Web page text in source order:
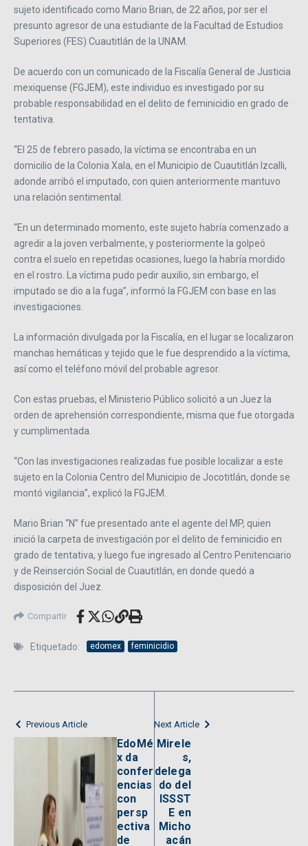
sujeto identificado como Mario Brian, de 22 años, por ser el
presunto agresor de una estudiante de la Facultad de Estudios
Superiores (FES) Cuautitlán de la UNAM.
De acuerdo con un comunicado de la Fiscalía General de Justicia
mexiquense (FGJEM), este individuo es investigado por su
probable responsabilidad en el delito de feminicidio en grado de
tentativa.
“El 25 de febrero pasado, la víctima se encontraba en un
domicilio de la Colonia Xala, en el Municipio de Cuautitlán Izcalli,
adonde arribó el imputado, con quien anteriormente mantuvo
una relación sentimental.
“En un determinado momento, este sujeto habría comenzado a
agredir a la joven verbalmente, y posteriormente la golpeó
contra el suelo en repetidas ocasiones, luego la habría mordido
en el rostro. La víctima pudo pedir auxilio, sin embargo, el
imputado se dio a la fuga”, informó la FGJEM con base en las
investigaciones.
La información divulgada por la Fiscalía, en el lugar se localizaron
manchas hemáticas y tejido que le fue desprendido a la víctima,
así como el teléfono móvil del probable agresor.
Con estas pruebas, el Ministerio Público solicitó a un Juez la
orden de aprehensión correspondiente, misma que fue otorgada
y cumplimentada.
“Con las investigaciones realizadas fue posible localizar a este
sujeto en la Colonia Centro del Municipio de Jocotitlán, donde se
montó vigilancia”, explicó la FGJEM.
Mario Brian “N” fue presentado ante el agente del MP, quien
inició la carpeta de investigación por el delito de feminicidio en
grado de tentativa, y luego fue ingresado al Centro Penitenciario
y de Reinserción Social de Cuautitlán, en donde quedó a
disposición del Juez.
Compartir
Etiquetado: edomex feminicidio
Previous Article
EdoMé
x da
confer
encias
con
persp
ectiva
de
Next Article
Mirele
s,
delega
do del
ISSST
E en
Micho
acán